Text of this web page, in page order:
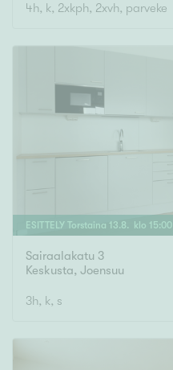
4h, k, 2xkph, 2xvh, parveke
ESITTELY Torstaina 13.8. klo 15:00
Sairaalakatu 3
Keskusta, Joensuu
3h, k, s